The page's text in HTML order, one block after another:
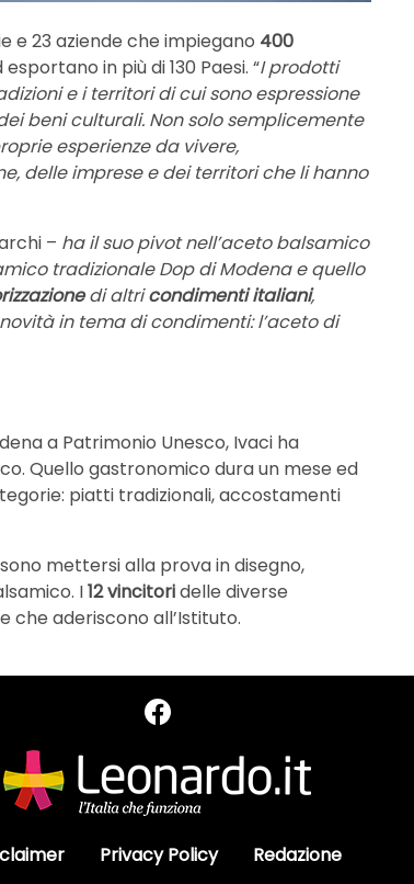
e 23 aziende che impiegano 400
in più di 130 Paesi. “I prodotti
e i territori di cui sono espressione
beni culturali. Non solo semplicemente
esperienze da vivere,
delle imprese e dei territori che li hanno
– ha il suo pivot nell’aceto balsamico
tradizionale Dop di Modena e quello
di altricondimenti italiani,
in tema di condimenti: l’aceto di
a Patrimonio Unesco, Ivaci ha
Quello gastronomico dura un mese ed
piatti tradizionali, accostamenti
mettersi alla prova in disegno,
I12 vincitoridelle diverse
che aderiscono all’Istituto.
Privacy Policy Redazione